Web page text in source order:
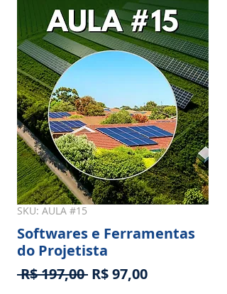
SKU: AULA #15
Softwares e Ferramentas
do Projetista
R$ 197,00 Preço
R$ 97,00Preço